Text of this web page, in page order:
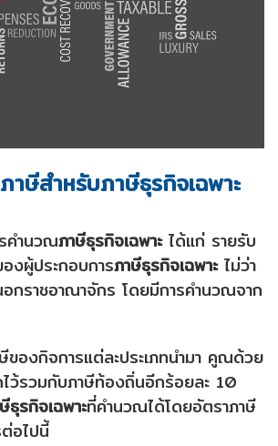
าษีสำหรับภาษีธุรกิจเฉพาะ
คำนวณภาษีธุรกิจเฉพาะได้แก่ รายรับ
งผู้ประกอบการภาษีธุรกิจเฉพาะไม่ว่า
อกราชอาณาจักร โดยมีการคำนวณจาก
ของกิจการแต่ละประเภทนำมา คูณด้วย
ว้รวมกับภาษีท้องถิ่นอีกร้อยละ 10
ธุรกิจเฉพาะที่คำนวณได้โดยอัตราภาษี
อไปนี้